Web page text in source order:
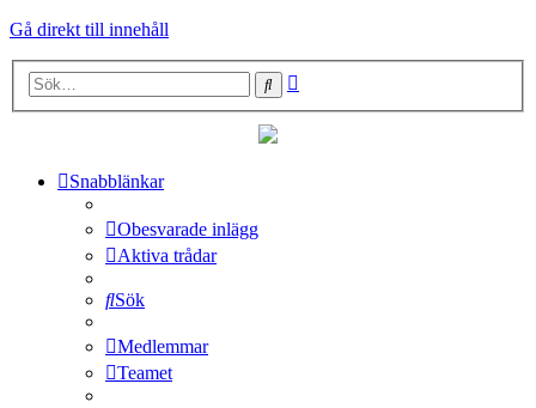
Gå direkt till innehåll
Sök
Snabblänkar
Obesvarade inlägg
Aktiva trådar
Sök
Medlemmar
Teamet